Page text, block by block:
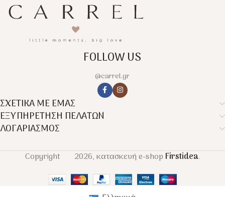
FOLLOW US
@carrel.gr
ΣΧΕΤΙΚΑ ΜΕ ΕΜΑΣ
ΕΞΥΠΗΡΕΤΗΣΗ ΠΕΛΑΤΩΝ
ΛΟΓΑΡΙΑΣΜΟΣ
Copyright 2026, κατασκευή e-shopFirstidea.